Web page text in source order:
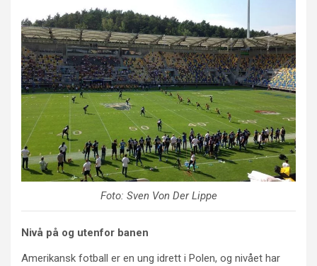
Foto: Sven Von Der Lippe
Nivå på og utenfor banen
Amerikansk fotball er en ung idrett i Polen, og nivået har